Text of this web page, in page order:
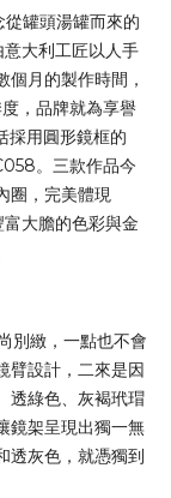
罐頭湯罐而來的
大利工匠以人手
月的製作時間，
，品牌就為享譽
採用圓形鏡框的
。三款作品今
圈，完美體現
大膽的色彩與金
別緻，一點也不會
臂設計，二來是因
透綠色、灰褐玳瑁
鏡架呈現出獨一無
透灰色，就憑獨到